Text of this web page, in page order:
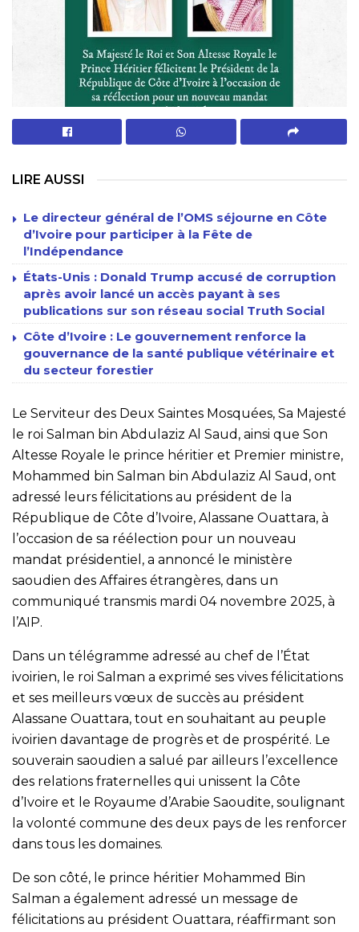
LIRE AUSSI
Le directeur général de l’OMS séjourne en Côte
d’Ivoire pour participer à la Fête de
l’Indépendance
États-Unis : Donald Trump accusé de corruption
après avoir lancé un accès payant à ses
publications sur son réseau social Truth Social
Côte d’Ivoire : Le gouvernement renforce la
gouvernance de la santé publique vétérinaire et
du secteur forestier
Le Serviteur des Deux Saintes Mosquées, Sa Majesté
le roi Salman bin Abdulaziz Al Saud, ainsi que Son
Altesse Royale le prince héritier et Premier ministre,
Mohammed bin Salman bin Abdulaziz Al Saud, ont
adressé leurs félicitations au président de la
République de Côte d’Ivoire, Alassane Ouattara, à
l’occasion de sa réélection pour un nouveau
mandat présidentiel, a annoncé le ministère
saoudien des Affaires étrangères, dans un
communiqué transmis mardi 04 novembre 2025, à
l’AIP.
Dans un télégramme adressé au chef de l’État
ivoirien, le roi Salman a exprimé ses vives félicitations
et ses meilleurs vœux de succès au président
Alassane Ouattara, tout en souhaitant au peuple
ivoirien davantage de progrès et de prospérité. Le
souverain saoudien a salué par ailleurs l’excellence
des relations fraternelles qui unissent la Côte
d’Ivoire et le Royaume d’Arabie Saoudite, soulignant
la volonté commune des deux pays de les renforcer
dans tous les domaines.
De son côté, le prince héritier Mohammed Bin
Salman a également adressé un message de
félicitations au président Ouattara, réaffirmant son